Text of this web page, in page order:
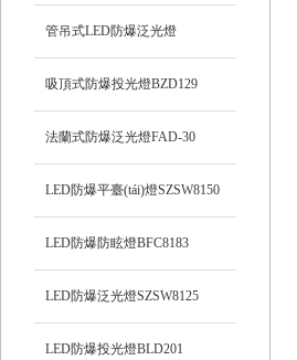
管吊式LED防爆泛光燈
吸頂式防爆投光燈BZD129
法蘭式防爆泛光燈FAD-30
LED防爆平臺(tái)燈SZSW8150
LED防爆防眩燈BFC8183
LED防爆泛光燈SZSW8125
LED防爆投光燈BLD201